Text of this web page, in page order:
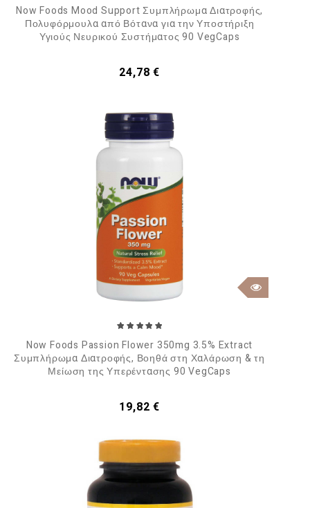
Now Foods Mood Support Συμπλήρωμα Διατροφής,
Πολυφόρμουλα από Βότανα για την Υποστήριξη
Υγιούς Νευρικού Συστήματος 90 VegCaps
Τιμή
24,78 €
Now Foods Passion Flower 350mg 3.5% Extract
Συμπλήρωμα Διατροφής, Βοηθά στη Χαλάρωση & τη
Μείωση της Υπερέντασης 90 VegCaps
Τιμή
19,82 €